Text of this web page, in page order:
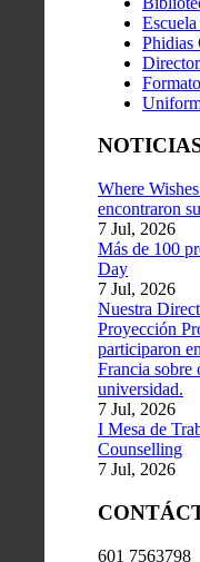
Phidias
Where
encontraron
7 Jul, 2026
Más de 100
Day
7 Jul, 2026
Nuestra
Proyección
participaron
Francia sobre
universidad.
7 Jul, 2026
I Mesa de
Counselling
7 Jul, 2026
601 7563798